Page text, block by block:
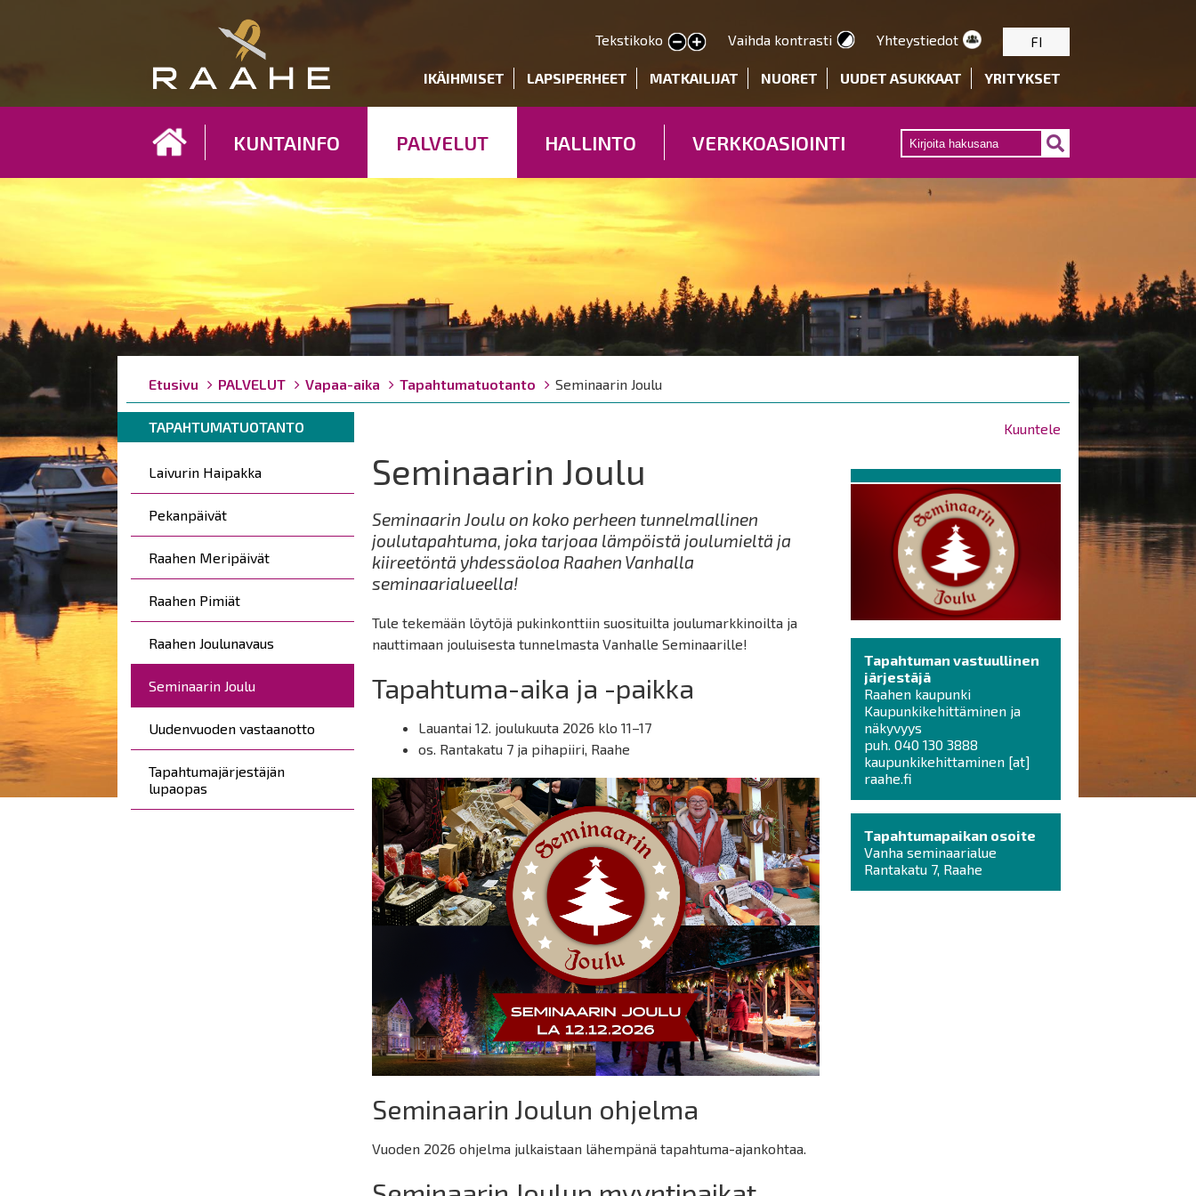
pääsisältöön
Tekstikoko
Pienennä tekstin kokoa
Suurenna tekstin kokoa Vaihda kontrasti Yhteystiedot FI
Kohderyhmät
IKÄIHMISET LAPSIPERHEET MATKAILIJAT NUORET UUDET ASUKKAAT YRITYKSET
KUNTAINFO PALVELUT HALLINTO VERKKOASIOINTI
Breadcrumbs
You
are
here:
Etusivu PALVELUT Vapaa-aika Tapahtumatuotanto Seminaarin Joulu
Breadcrumbs
are
here:
TAPAHTUMATUOTANTO Kuuntele
Päävalikko
Laivurin Haipakka
Pekanpäivät
Raahen Meripäivät
Raahen Pimiät
Raahen Joulunavaus
Seminaarin Joulu
Uudenvuoden vastaanotto
Tapahtumajärjestäjän
lupaopas
Seminaarin Joulu
Seminaarin Joulu on koko perheen tunnelmallinen
joulutapahtuma, joka tarjoaa lämpöistä joulumieltä ja
kiireetöntä yhdessäoloa Raahen Vanhalla
seminaarialueella!
Tule tekemään löytöjä pukinkonttiin suosituilta joulumarkkinoilta ja
nauttimaan jouluisesta tunnelmasta Vanhalle Seminaarille!
Tapahtuma-aika ja -paikka
Lauantai 12. joulukuuta 2026 klo 11–17
os. Rantakatu 7 ja pihapiiri, Raahe
Seminaarin Joulun ohjelma
Vuoden 2026 ohjelma julkaistaan lähempänä tapahtuma-ajankohtaa.
Tapahtuman vastuullinen
järjestäjä
Raahen kaupunki
Kaupunkikehittäminen ja
näkyvyys
puh. 040 130 3888
kaupunkikehittaminen[at]
raahe.fi
Tapahtumapaikan osoite
Vanha seminaarialue
Rantakatu 7, Raahe